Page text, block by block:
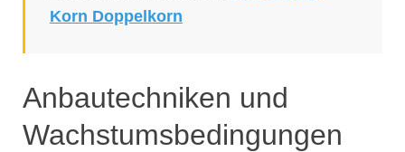
Korn Doppelkorn
Anbautechniken und
Wachstumsbedingungen